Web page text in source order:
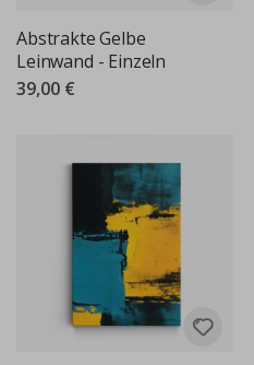
Abstrakte Gelbe
Leinwand - Einzeln
39,00 €